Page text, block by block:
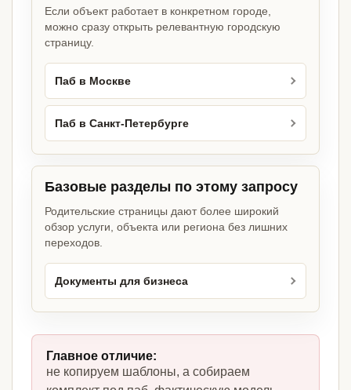
Если объект работает в конкретном городе,
можно сразу открыть релевантную городскую
страницу.
Паб в Москве
Паб в Санкт-Петербурге
Базовые разделы по этому запросу
Родительские страницы дают более широкий
обзор услуги, объекта или региона без лишних
переходов.
Документы для бизнеса
Главное отличие:
не копируем шаблоны, а собираем